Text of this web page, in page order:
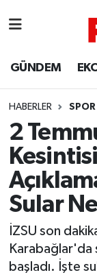
GÜNDEM
HABERLER SPOR
2
Sular
İZSU son
Karabağlar'da
başladı. İşte
Ayvalık
Balya
Bandırma
Bigadiç
Burhaniye
Balıkesir
Balıkesir
Balıkesir
Süper Lig
Tüm
Son